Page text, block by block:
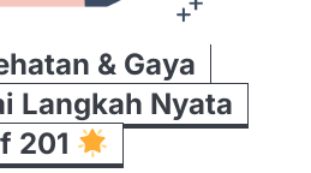
& Gaya
Langkah Nyata
201